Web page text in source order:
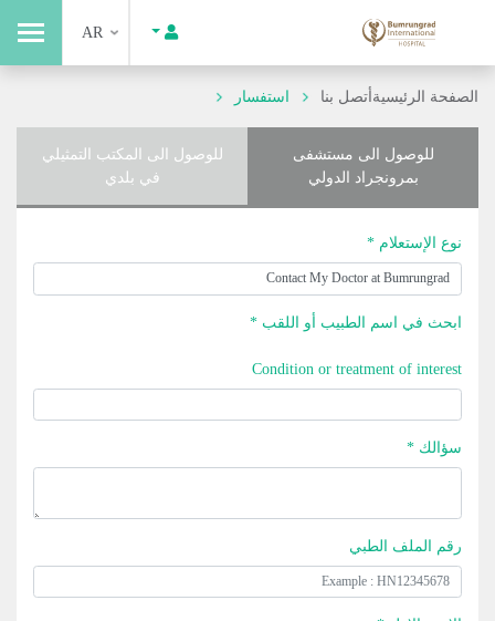
AR
الصفحة الرئيسيةأتصل بنا استفسار
للوصول الى مستشفى
بمرونجراد الدولي
للوصول الى المكتب التمثيلي
في بلدي
نوع الإستعلام *
ابحث في اسم الطبيب أو اللقب *
Condition or treatment of interest
سؤالك *
رقم الملف الطبي